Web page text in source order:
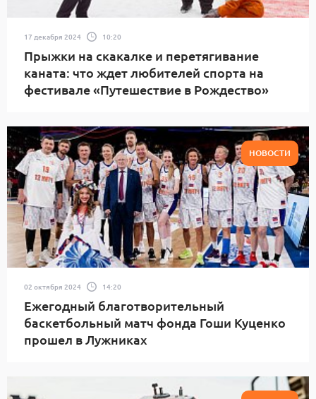
17 декабря 2024 10:20
Прыжки на скакалке и перетягивание
каната: что ждет любителей спорта на
фестивале «Путешествие в Рождество»
НОВОСТИ
02 октября 2024 14:20
Ежегодный благотворительный
баскетбольный матч фонда Гоши Куценко
прошел в Лужниках